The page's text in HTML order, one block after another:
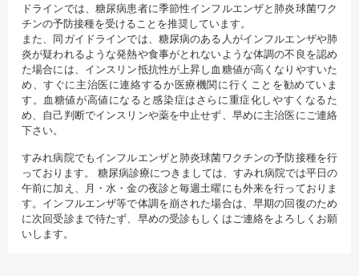
ドラインでは、糖尿病患者に季節性インフルエンザと肺炎球菌ワク
チンの予防接種を受けることを推奨しています。
また、同ガイドラインでは、糖尿病のある人がインフルエンザや肺
炎が疑われるような発熱や食事がとれないような体調の不良を認め
た場合には、インスリン抵抗性が上昇し血糖値が高くなりやすいた
め、すぐに主治医に連絡するか医療機関に行くことを勧めていま
す。血糖値が高値になると感染症はさらに重症化しやすくなるた
め、自己判断でインスリンや薬を中止せず、早めに主治医にご連絡
下さい。
すみれ病院でもインフルエンザと肺炎球菌ワクチンの予防接種を行
っております。 糖尿病診療につきましては、すみれ病院では平日の
午前に加え、月・水・金の夜診と毎週土曜にも外来を行っておりま
す。インフルエンザ等で体調を崩された場合は、早期の回復のため
に次回受診まで待たず、早めの受診もしくはご連絡をよろしくお願
いします。